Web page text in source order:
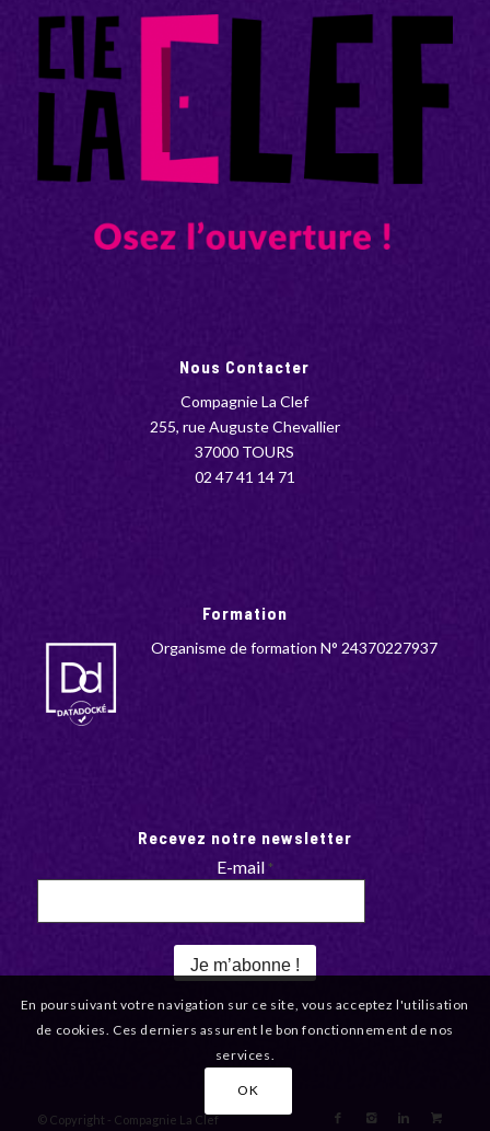
Nous Contacter
Compagnie La Clef
255, rue Auguste Chevallier
37000 TOURS
02 47 41 14 71
Formation
Organisme de formation N° 24370227937
Recevez notre newsletter
E-mail*
© Copyright - Compagnie La Clef
En poursuivant votre navigation sur ce site, vous acceptez l'utilisation
de cookies. Ces derniers assurent le bon fonctionnement de nos
services.
OK